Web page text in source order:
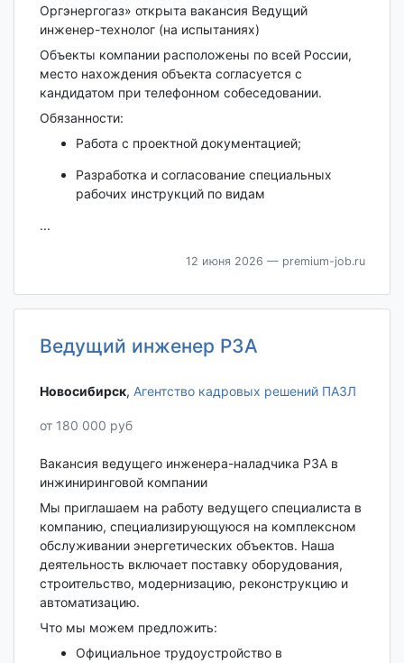
Оргэнергогаз» открыта вакансия Ведущий
инженер-технолог (на испытаниях)
Объекты компании расположены по всей России,
место нахождения объекта согласуется с
кандидатом при телефонном собеседовании.
Обязанности:
Работа с проектной документацией;
Разработка и согласование специальных
рабочих инструкций по видам
...
12 июня 2026 — premium-job.ru
Ведущий инженер РЗА
Новосибирск‎, Агентство кадровых решений ПАЗЛ
от 180 000 руб
Вакансия ведущего инженера-наладчика РЗА в
инжиниринговой компании
Мы приглашаем на работу ведущего специалиста в
компанию, специализирующуюся на комплексном
обслуживании энергетических объектов. Наша
деятельность включает поставку оборудования,
строительство, модернизацию, реконструкцию и
автоматизацию.
Что мы можем предложить:
Официальное трудоустройство в